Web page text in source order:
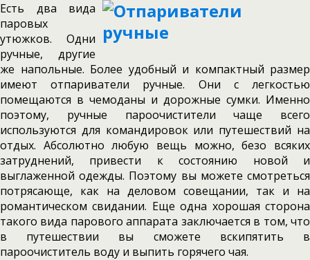
Есть два вида
паровых
утюжков. Одни
ручные, другие
же напольные. Более удобный и компактный размер
имеют отпариватели ручные. Они с легкостью
помещаются в чемоданы и дорожные сумки. Именно
поэтому, ручные пароочистители чаще всего
используются для командировок или путешествий на
отдых. Абсолютно любую вещь можно, безо всяких
затруднений, привести к состоянию новой и
выглаженной одежды. Поэтому вы можете смотреться
потрясающе, как на деловом совещании, так и на
романтическом свидании. Еще одна хорошая сторона
такого вида парового аппарата заключается в том, что
в путешествии вы сможете вскипятить в
пароочиститель воду и выпить горячего чая.